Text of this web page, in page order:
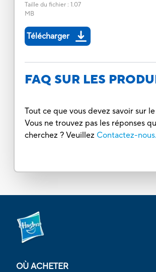
Taille du fichier: 1.07
MB
Télécharger
FAQ SUR LES
Tout ce que vous devez savoir sur
Vous ne trouvez pas les réponses
cherchez ? Veuillez Contactez-nous.
OÙ ACHETER